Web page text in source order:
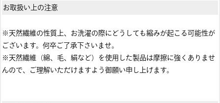
お取扱い上の注意
※天然繊維の性質上、お洗濯の際にどうしても縮みが起こる可能性が
ございます。何卒ご了承下さいませ。
※天然繊維（綿、毛、絹など）を使用した製品は摩擦に強くありませ
んので、ご理解いただけますよう御願い申し上げます。